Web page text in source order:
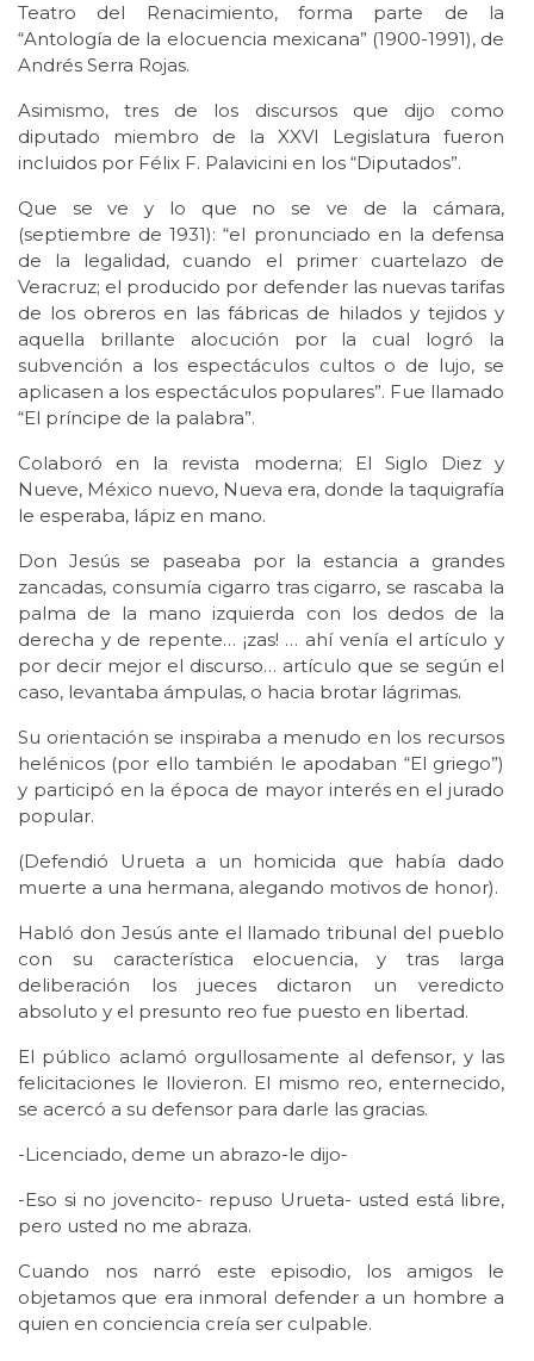
Teatro del Renacimiento, forma parte de la
“Antología de la elocuencia mexicana” (1900-1991), de
Andrés Serra Rojas.
Asimismo, tres de los discursos que dijo como
diputado miembro de la XXVI Legislatura fueron
incluidos por Félix F. Palavicini en los “Diputados”.
Que se ve y lo que no se ve de la cámara,
(septiembre de 1931): “el pronunciado en la defensa
de la legalidad, cuando el primer cuartelazo de
Veracruz; el producido por defender las nuevas tarifas
de los obreros en las fábricas de hilados y tejidos y
aquella brillante alocución por la cual logró la
subvención a los espectáculos cultos o de lujo, se
aplicasen a los espectáculos populares”. Fue llamado
“El príncipe de la palabra”.
Colaboró en la revista moderna; El Siglo Diez y
Nueve, México nuevo, Nueva era, donde la taquigrafía
le esperaba, lápiz en mano.
Don Jesús se paseaba por la estancia a grandes
zancadas, consumía cigarro tras cigarro, se rascaba la
palma de la mano izquierda con los dedos de la
derecha y de repente… ¡zas! … ahí venía el artículo y
por decir mejor el discurso… artículo que se según el
caso, levantaba ámpulas, o hacia brotar lágrimas.
Su orientación se inspiraba a menudo en los recursos
helénicos (por ello también le apodaban “El griego”)
y participó en la época de mayor interés en el jurado
popular.
(Defendió Urueta a un homicida que había dado
muerte a una hermana, alegando motivos de honor).
Habló don Jesús ante el llamado tribunal del pueblo
con su característica elocuencia, y tras larga
deliberación los jueces dictaron un veredicto
absoluto y el presunto reo fue puesto en libertad.
El público aclamó orgullosamente al defensor, y las
felicitaciones le llovieron. El mismo reo, enternecido,
se acercó a su defensor para darle las gracias.
-Licenciado, deme un abrazo-le dijo-
-Eso si no jovencito- repuso Urueta- usted está libre,
pero usted no me abraza.
Cuando nos narró este episodio, los amigos le
objetamos que era inmoral defender a un hombre a
quien en conciencia creía ser culpable.